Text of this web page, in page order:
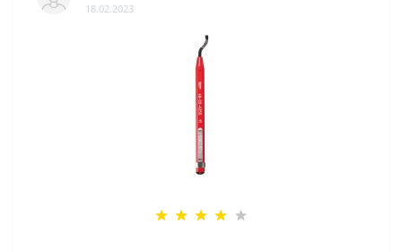
18.02.2023